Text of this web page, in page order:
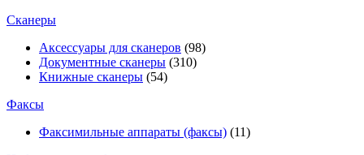
Сканеры
Аксессуары для сканеров (98)
Документные сканеры (310)
Книжные сканеры (54)
Факсы
Факсимильные аппараты (факсы) (11)